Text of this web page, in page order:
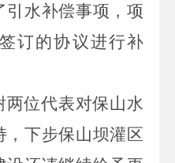
引水补偿事项，项
订的协议进行补
两位代表对保山水
，下步保山坝灌区